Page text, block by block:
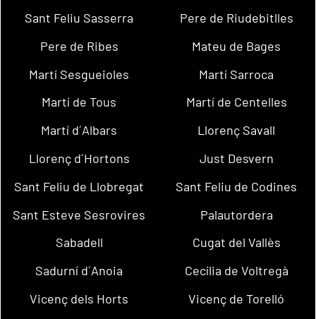
Sant Feliu Sasserra
Pere de Riudebitlles
Pere de Ribes
Mateu de Bages
Martí Sesgueioles
Martí Sarroca
Martí de Tous
Martí de Centelles
Martí d´Albars
Llorenç Savall
Llorenç d´Hortons
Just Desvern
Sant Feliu de Llobregat
Sant Feliu de Codines
Sant Esteve Sesrovires
Palautordera
Sabadell
Cugat del Vallès
Sadurní d´Anoia
Cecília de Voltregà
Vicenç dels Horts
Vicenç de Torelló